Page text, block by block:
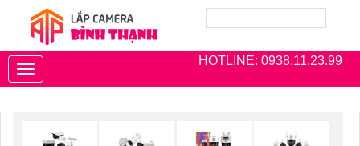
HOTLINE: 0938.11.23.99
Toggle
navigation